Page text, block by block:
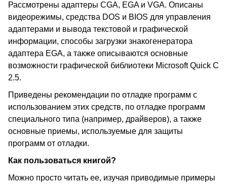
Рассмотрены адаптеры CGA, EGA и VGA. Описаны
видеорежимы, средства DOS и BIOS для управления
адаптерами и вывода текстовой и графической
информации, способы загрузки знакогенератора
адаптера EGA, а также описываются основные
возможности графической библиотеки Microsoft Quick C
2.5.
Приведены рекомендации по отладке программ с
использованием этих средств, по отладке программ
специального типа (например, драйверов), а также
основные приемы, используемые для защиты
программ от отладки.
Как пользоваться книгой?
Можно просто читать ее, изучая приводимые примеры